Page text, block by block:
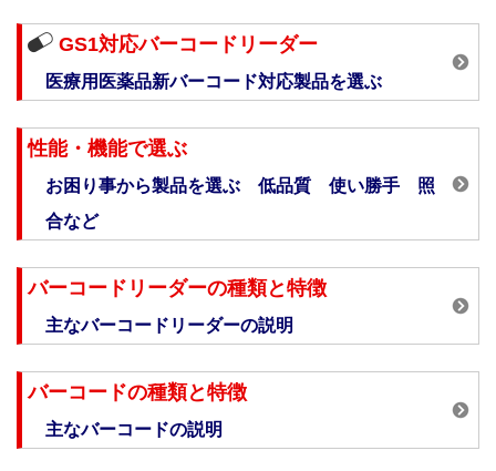
GS1対応バーコードリーダー
医療用医薬品新バーコード対応製品を選ぶ
性能・機能で選ぶ
お困り事から製品を選ぶ 低品質 使い勝手 照
合など
バーコードリーダーの種類と特徴
主なバーコードリーダーの説明
バーコードの種類と特徴
主なバーコードの説明